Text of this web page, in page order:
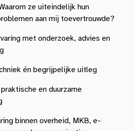
ze uiteindelijk hun
aan mij toevertrouwde?
met onderzoek, advies en
én begrijpelijke uitleg
en duurzame
binnen overheid, MKB, e-